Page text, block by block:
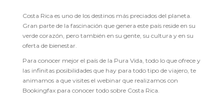
Costa Rica es uno de los destinos más preciados del planeta.
Gran parte de la fascinación que genera este país reside en su
verde corazón, pero también en su gente, su cultura y en su
oferta de bienestar.
Para conocer mejor el país de la Pura Vida, todo lo que ofrece y
las infinitas posibilidades que hay para todo tipo de viajero, te
animamos a que visites el webinar que realizamos con
Bookingfax para conocer todo sobre Costa Rica.